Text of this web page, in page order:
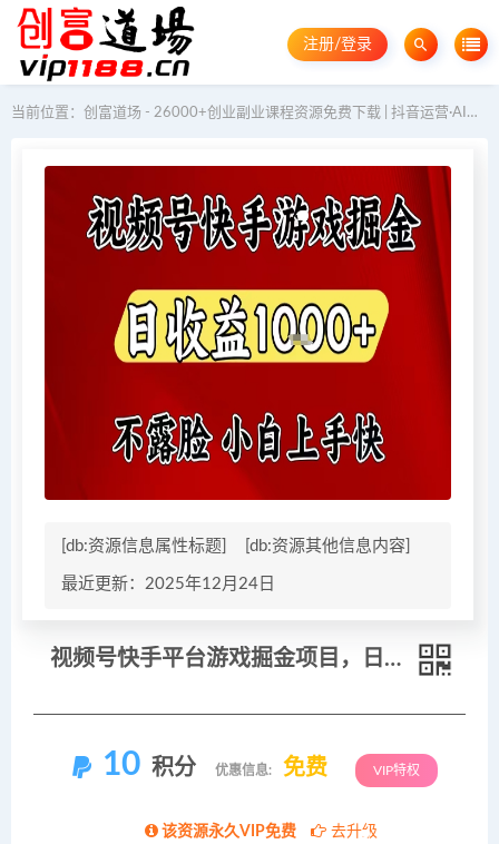
注册/登录
当前位置： 创富道场 - 26000+创业副业课程资源免费下载 | 抖音运营·AI教程·GEO优化
[db:资源信息属性标题] [db:资源其他信息内容]
最近更新：2025年12月24日
视频号快手平台游戏掘金项目，日收益1k+，一台电脑在家就可以自己创业
10 积分 优惠信息: 免费 VIP特权
该资源永久VIP免费 去升级